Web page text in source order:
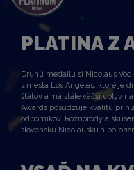
PLATINA Z
Druhú medailu si Nicolaus
z mesta Los Angeles, ktoré je
štátov a má stále väčší vplyv
Awards posudzuje kvalitu
odborníkov. Rôznorodý a
slovenskú Nicolausku a po